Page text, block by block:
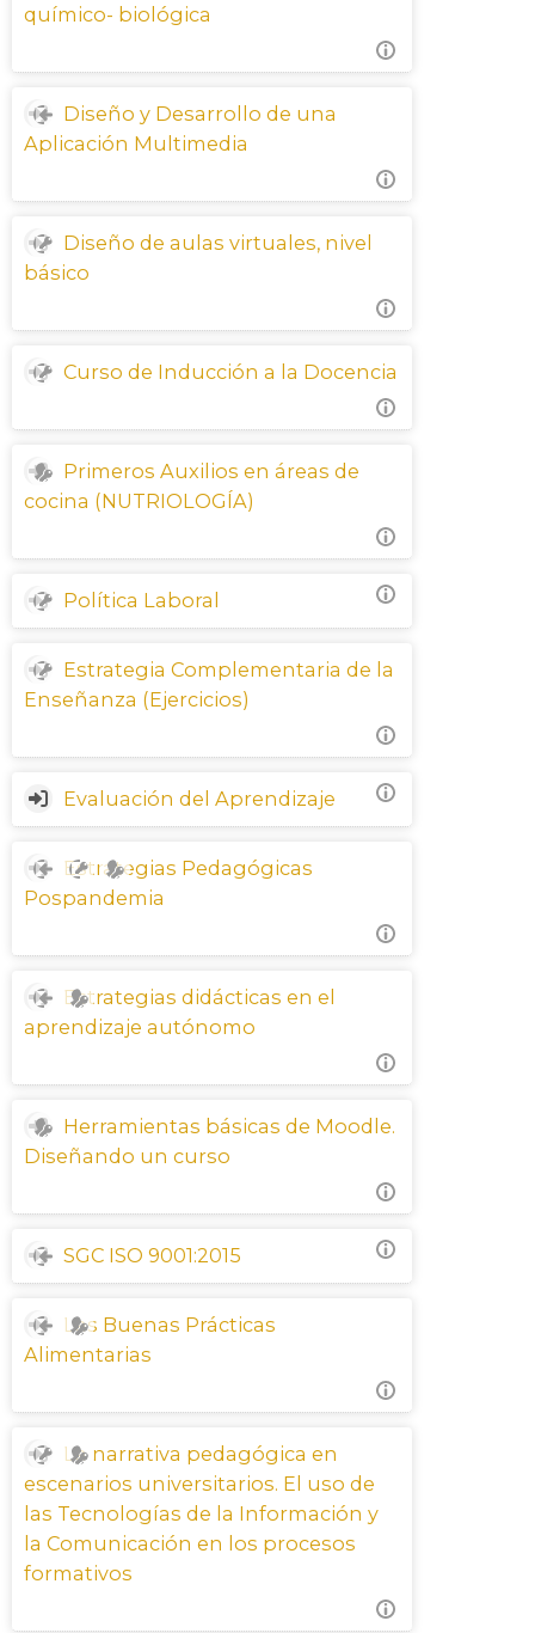
químico- biológica
Diseño y Desarrollo de una
Aplicación Multimedia
Diseño de aulas virtuales, nivel
básico
Curso de Inducción a la Docencia
Primeros Auxilios en áreas de
cocina (NUTRIOLOGÍA)
Política Laboral
Estrategia Complementaria de la
Enseñanza (Ejercicios)
Evaluación del Aprendizaje
Estrategias Pedagógicas
Pospandemia
Estrategias didácticas en el
aprendizaje autónomo
Herramientas básicas de Moodle.
Diseñando un curso
SGC ISO 9001:2015
Las Buenas Prácticas
Alimentarias
La narrativa pedagógica en
escenarios universitarios. El uso de
las Tecnologías de la Información y
la Comunicación en los procesos
formativos